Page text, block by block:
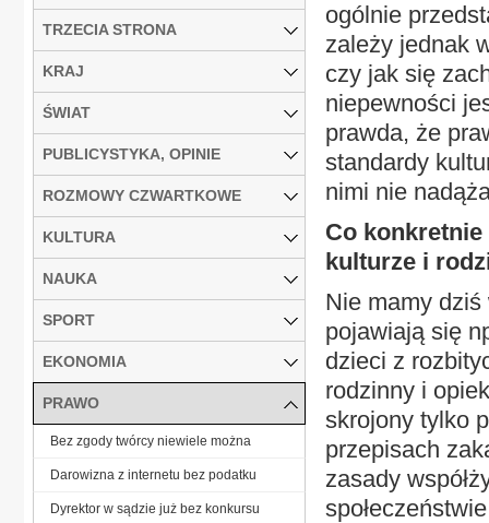
ogólnie
zależy jednak
czy jak się
niepewności
prawda, że
standardy
nimi nie
Co
kulturze i
Nie mamy
pojawiają się
dzieci z
rodzinny i
skrojony tylko
przepisach
zasady
TRZECIA STRONA
KRAJ
ŚWIAT
PUBLICYSTYKA, OPINIE
ROZMOWY CZWARTKOWE
KULTURA
NAUKA
SPORT
EKONOMIA
PRAWO
Bez zgody twórcy niewiele można
Darowizna z internetu bez podatku
Dyrektor w sądzie już bez konkursu